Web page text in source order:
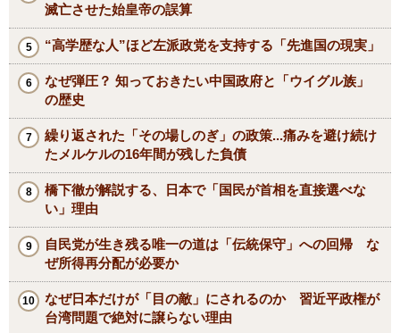
滅亡させた始皇帝の誤算
“高学歴な人”ほど左派政党を支持する「先進国の現実」
なぜ弾圧？ 知っておきたい中国政府と「ウイグル族」
の歴史
繰り返された「その場しのぎ」の政策...痛みを避け続け
たメルケルの16年間が残した負債
橋下徹が解説する、日本で「国民が首相を直接選べな
い」理由
自民党が生き残る唯一の道は「伝統保守」への回帰 な
ぜ所得再分配が必要か
なぜ日本だけが「目の敵」にされるのか 習近平政権が
台湾問題で絶対に譲らない理由